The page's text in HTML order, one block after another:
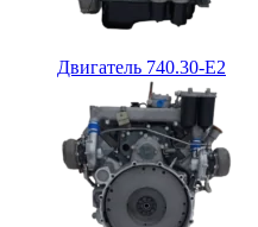
Двигатель 740.30-E2